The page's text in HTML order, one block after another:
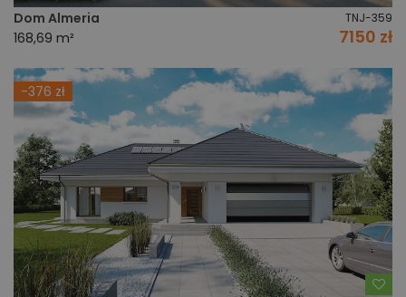
Dom Almeria TNJ-359
168,69 m² 7150 zł
-376 zł